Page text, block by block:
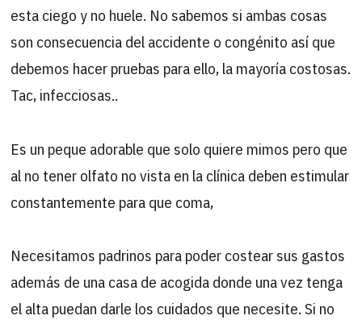
esta ciego y no huele. No sabemos si ambas cosas
son consecuencia del accidente o congénito así que
debemos hacer pruebas para ello, la mayoría costosas.
Tac, infecciosas..
Es un peque adorable que solo quiere mimos pero que
al no tener olfato no vista en la clínica deben estimular
constantemente para que coma,
Necesitamos padrinos para poder costear sus gastos
además de una casa de acogida donde una vez tenga
el alta puedan darle los cuidados que necesite. Si no